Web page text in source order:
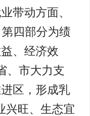
带动方面、
四部分为绩
、经济效
、市大力支
区，形成乳
兴旺、生态宜